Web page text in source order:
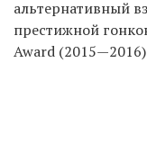
альтернативный
престижной
Award